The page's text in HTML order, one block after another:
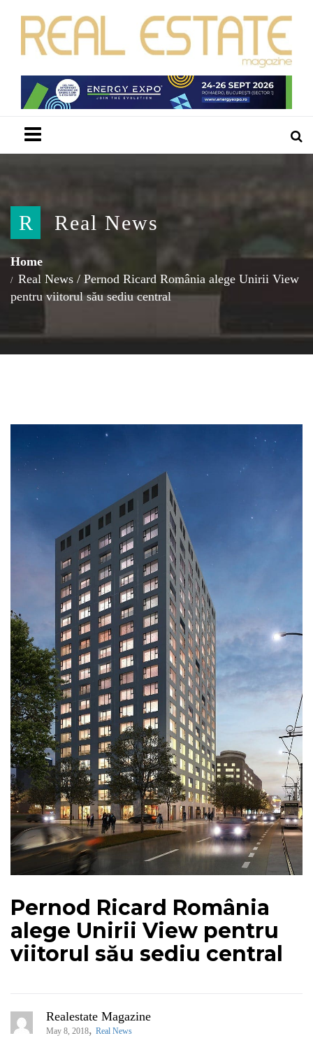
R Real News
Home
Real News / Pernod Ricard România alege Unirii View
pentru viitorul său sediu central
Pernod Ricard România
alege Unirii View pentru
viitorul său sediu central
Realestate Magazine
May 8, 2018, Real News